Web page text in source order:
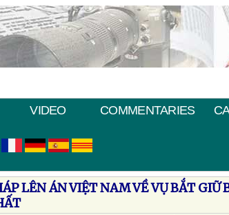
VIDEO COMMENTARIES
LÊN ÁN VIỆT NAM VỀ VỤ BẮT GIỮ